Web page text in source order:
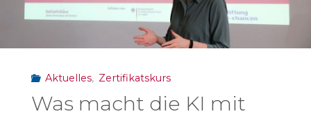
Aktuelles, Zertifikatskurs
Was macht die KI mit